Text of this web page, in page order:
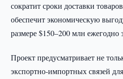
сократит сроки доставки
обеспечит экономическую
размере $150–200 млн ежегодно
Проект предусматривает не
экспортно-импортных связей